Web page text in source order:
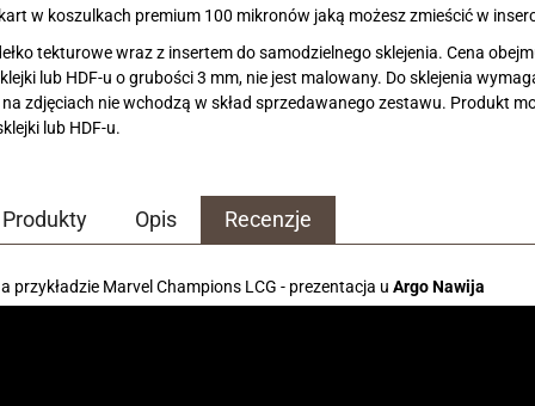
w koszulkach premium 100 mikronów jaką możesz zmieścić w
tekturowe wraz z insertem do samodzielnego sklejenia. Cena
lub HDF-u o grubości 3 mm, nie jest malowany. Do sklejenia
zdjęciach nie wchodzą w skład sprzedawanego zestawu. Produkt
lub HDF-u.
Produkty Opis Recenzje
przykładzie Marvel Champions LCG - prezentacja u Argo Nawija